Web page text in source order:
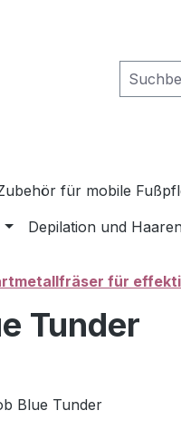
für mobile
Depilation und
für
Tunder